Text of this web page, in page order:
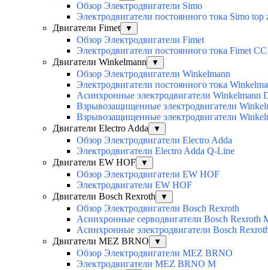
Обзор Электродвигатели Simo
Электродвигатели постоянного тока Simo top
Двигатели Fimet
▼
Обзор Электродвигатели Fimet
Электродвигатели постоянного тока Fimet CC
Двигатели Winkelmann
▼
Обзор Электродвигатели Winkelmann
Электродвигатели постоянного тока
Асинхронные электродвигатели Winkelmann
Взрывозащищенные электродвигатели
Взрывозащищенные электродвигатели
Двигатели Electro Adda
▼
Обзор Электродвигатели Electro Adda
Электродвигатели Electro Adda Q-Line
Двигатели EW HOF
▼
Обзор Электродвигатели EW HOF
Электродвигатели EW HOF
Двигатели Bosch Rexroth
▼
Обзор Электродвигатели Bosch Rexroth
Асинхронные серводвигатели Bosch Rexroth
Асинхронные электродвигатели Bosch
Двигатели MEZ BRNO
▼
Обзор Электродвигатели MEZ BRNO
Электродвигатели MEZ BRNO M